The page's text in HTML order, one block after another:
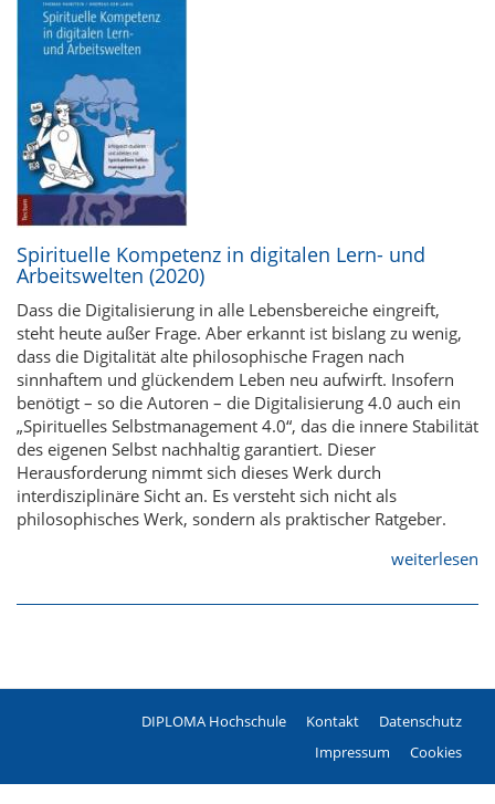
Spirituelle Kompetenz in digitalen Lern- und
Arbeitswelten (2020)
Dass die Digitalisierung in alle Lebensbereiche eingreift,
steht heute außer Frage. Aber erkannt ist bislang zu wenig,
dass die Digitalität alte philosophische Fragen nach
sinnhaftem und glückendem Leben neu aufwirft. Insofern
benötigt – so die Autoren – die Digitalisierung 4.0 auch ein
„Spirituelles Selbstmanagement 4.0“, das die innere Stabilität
des eigenen Selbst nachhaltig garantiert. Dieser
Herausforderung nimmt sich dieses Werk durch
interdisziplinäre Sicht an. Es versteht sich nicht als
philosophisches Werk, sondern als praktischer Ratgeber.
weiterlesen
DIPLOMA Hochschule Kontakt
Datenschutz
Impressum
Cookies